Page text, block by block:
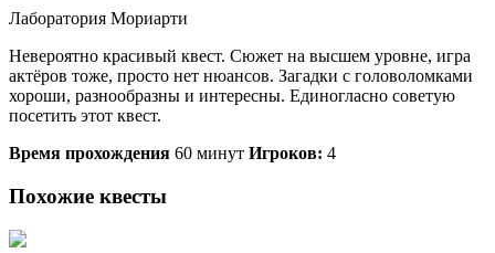
Лаборатория Мориарти
Невероятно красивый квест. Сюжет на высшем уровне, игра
актёров тоже, просто нет нюансов. Загадки с головоломками
хороши, разнообразны и интересны. Единогласно советую
посетить этот квест.
Время прохождения 60 минут Игроков: 4
Похожие квесты